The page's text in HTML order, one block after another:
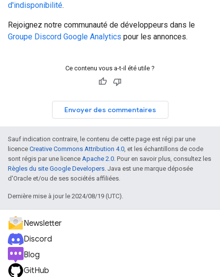
d'indisponibilité.
Rejoignez notre communauté de développeurs dans le
Groupe Discord Google Analytics pour les annonces.
Ce contenu vous a-t-il été utile ?
Envoyer des commentaires
Sauf indication contraire, le contenu de cette page est régi par une
licence Creative Commons Attribution 4.0, et les échantillons de code
sont régis par une licence Apache 2.0. Pour en savoir plus, consultez les
Règles du site Google Developers. Java est une marque déposée
d'Oracle et/ou de ses sociétés affiliées.
Dernière mise à jour le 2024/08/19 (UTC).
Newsletter
Discord
Blog
GitHub